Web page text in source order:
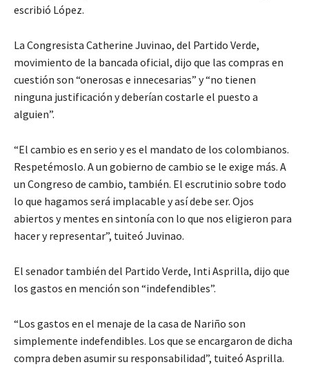
escribió López.
La Congresista Catherine Juvinao, del Partido Verde,
movimiento de la bancada oficial, dijo que las compras en
cuestión son “onerosas e innecesarias” y “no tienen
ninguna justificación y deberían costarle el puesto a
alguien”.
“El cambio es en serio y es el mandato de los colombianos.
Respetémoslo. A un gobierno de cambio se le exige más. A
un Congreso de cambio, también. El escrutinio sobre todo
lo que hagamos será implacable y así debe ser. Ojos
abiertos y mentes en sintonía con lo que nos eligieron para
hacer y representar”, tuiteó Juvinao.
El senador también del Partido Verde, Inti Asprilla, dijo que
los gastos en mención son “indefendibles”.
“Los gastos en el menaje de la casa de Nariño son
simplemente indefendibles. Los que se encargaron de dicha
compra deben asumir su responsabilidad”, tuiteó Asprilla.